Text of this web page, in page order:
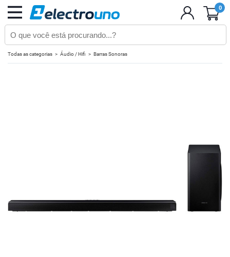
0
Todas as categorias Áudio / Hifi Barras Sonoras